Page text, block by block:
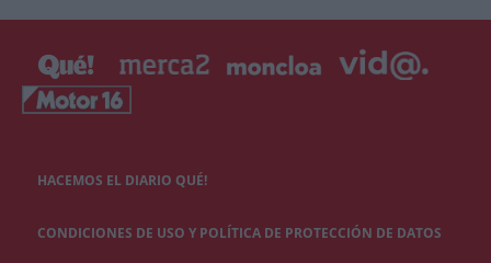
HACEMOS EL DIARIO QUÉ!
CONDICIONES DE USO Y POLÍTICA DE PROTECCIÓN DE DATOS